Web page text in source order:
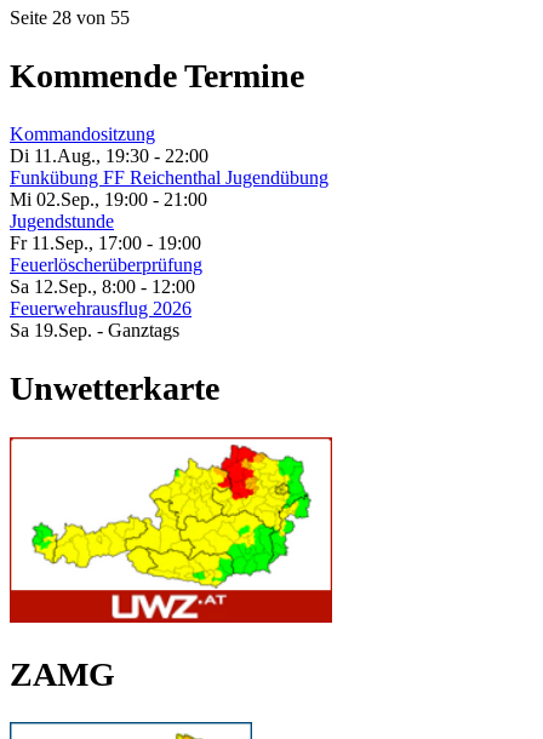
Seite 28 von 55
Kommende Termine
Kommandositzung
Di 11.Aug., 19:30 - 22:00
Funkübung FF Reichenthal Jugendübung
Mi 02.Sep., 19:00 - 21:00
Jugendstunde
Fr 11.Sep., 17:00 - 19:00
Feuerlöscherüberprüfung
Sa 12.Sep., 8:00 - 12:00
Feuerwehrausflug 2026
Sa 19.Sep. - Ganztags
Unwetterkarte
ZAMG